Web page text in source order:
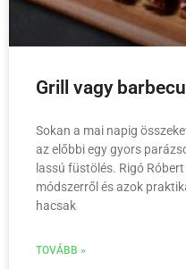
Grill vagy
Sokan a mai napig
az előbbi egy gyors
lassú füstölés. Rigó
módszerről és azok
hacsak
TOVÁBB »